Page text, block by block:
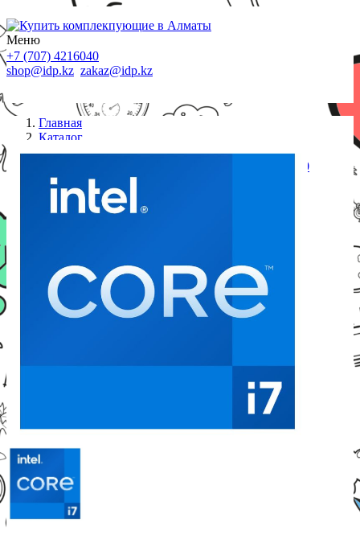
Меню
+7 (707) 4216040
shop@idp.kz zakaz@idp.kz
Главная
Каталог
Процессоры S-1700
Процессор Intel Core i7 Raptor Lake Refresh 14700
OEM (CM8071504820817)